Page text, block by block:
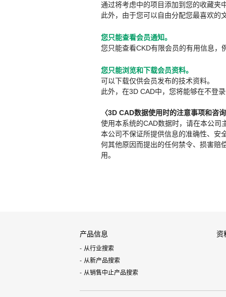
通过将考虑中的项目添加到您的收藏夹
此外，由于您可以自由分配您最喜欢的
您只能查看会员通知。
您只能查看CKD有限会员的有用信息，
您只能浏览和下载会员资料。
可以下载仅供会员发布的技术资料。
此外，在3D CAD中，您将能够在不登
〈3D CAD数据使用时的注意事项和咨
使用本系统的CAD数据时，请在本公司
本公司不保证所提供信息的准确性、安
何其他原因而提出的任何禁令、损害赔
用。
产品信息
从行业搜索
从新产品搜索
从销售中止产品搜索
资